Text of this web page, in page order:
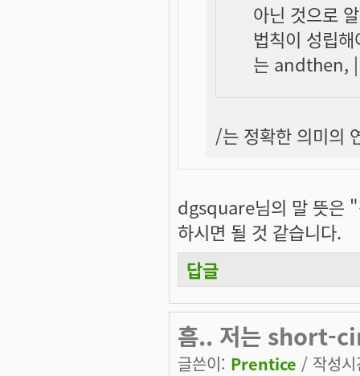
아닌 것으로
법칙이 성립
는 andthen,
/는 정확한 의미의
dgsquare님의 말 뜻은
하시면 될 것 같습니다.
답글
흠.. 저는 short-
글쓴이: Prentice / 작성